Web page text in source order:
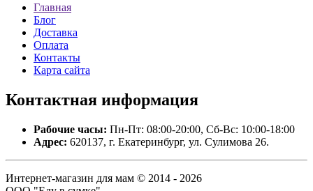
Главная
Блог
Доставка
Оплата
Контакты
Карта сайта
Контактная информация
Рабочие часы: Пн-Пт: 08:00-20:00, Сб-Вс: 10:00-18:00
Адрес: 620137, г. Екатеринбург, ул. Сулимова 26.
Интернет-магазин для мам © 2014 - 2026